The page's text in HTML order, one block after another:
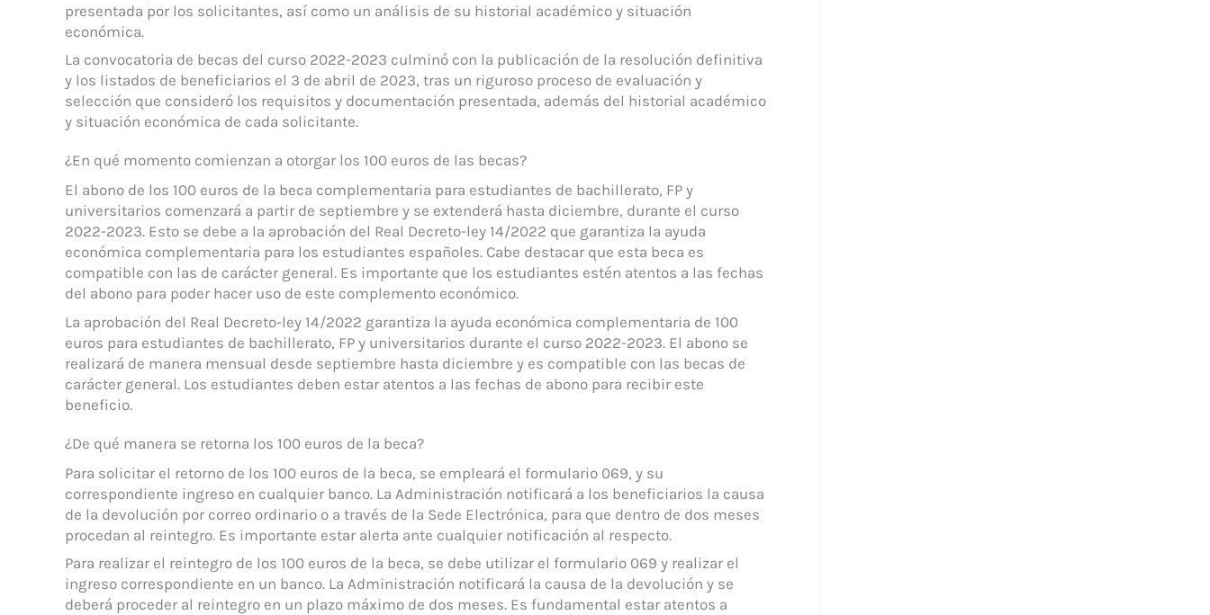
presentada por los solicitantes, así como un análisis de su historial académico y situación
económica.
La convocatoria de becas del curso 2022-2023 culminó con la publicación de la resolución definitiva
y los listados de beneficiarios el 3 de abril de 2023, tras un riguroso proceso de evaluación y
selección que consideró los requisitos y documentación presentada, además del historial académico
y situación económica de cada solicitante.
¿En qué momento comienzan a otorgar los 100 euros de las becas?
El abono de los 100 euros de la beca complementaria para estudiantes de bachillerato, FP y
universitarios comenzará a partir de septiembre y se extenderá hasta diciembre, durante el curso
2022-2023. Esto se debe a la aprobación del Real Decreto-ley 14/2022 que garantiza la ayuda
económica complementaria para los estudiantes españoles. Cabe destacar que esta beca es
compatible con las de carácter general. Es importante que los estudiantes estén atentos a las fechas
del abono para poder hacer uso de este complemento económico.
La aprobación del Real Decreto-ley 14/2022 garantiza la ayuda económica complementaria de 100
euros para estudiantes de bachillerato, FP y universitarios durante el curso 2022-2023. El abono se
realizará de manera mensual desde septiembre hasta diciembre y es compatible con las becas de
carácter general. Los estudiantes deben estar atentos a las fechas de abono para recibir este
beneficio.
¿De qué manera se retorna los 100 euros de la beca?
Para solicitar el retorno de los 100 euros de la beca, se empleará el formulario 069, y su
correspondiente ingreso en cualquier banco. La Administración notificará a los beneficiarios la causa
de la devolución por correo ordinario o a través de la Sede Electrónica, para que dentro de dos meses
procedan al reintegro. Es importante estar alerta ante cualquier notificación al respecto.
Para realizar el reintegro de los 100 euros de la beca, se debe utilizar el formulario 069 y realizar el
ingreso correspondiente en un banco. La Administración notificará la causa de la devolución y se
deberá proceder al reintegro en un plazo máximo de dos meses. Es fundamental estar atentos a